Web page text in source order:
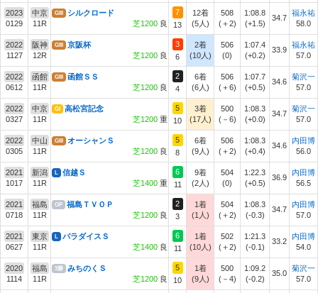
2023
0129
中京
11R
GIII
シルクロード
芝1200 良
7
13
12着
(5人)
508
(＋2)
1:08.8
(+1.5)
34.7
福永祐
58.0
2022
1127
阪神
12R
GIII
京阪杯
芝1200 良
3
6
2着
(10人)
506
(0)
1:07.4
(+0.2)
33.9
福永祐
57.0
2022
0612
函館
11R
GIII
函館ＳＳ
芝1200 良
2
4
6着
(6人)
506
(＋6)
1:07.7
(+0.5)
34.6
菊沢一
57.0
2022
0327
中京
11R
GI
高松宮記念
芝1200 重
5
10
3着
(17人)
500
(－6)
1:08.3
(+0.0)
34.7
菊沢一
57.0
2022
0305
中山
11R
GIII
オーシャンＳ
芝1200 良
5
8
6着
(9人)
506
(＋2)
1:08.3
(+0.4)
34.6
内田博
56.0
2021
1017
新潟
11R
L
信越Ｓ
芝1400 重
6
11
9着
(2人)
504
(0)
1:22.3
(+0.5)
36.9
内田博
56.5
2021
0718
福島
11R
OP
福島ＴＶＯＰ
芝1200 良
2
3
1着
(1人)
504
(＋2)
1:08.3
(-0.3)
34.7
内田博
57.0
2021
0627
東京
11R
L
パラダイスＳ
芝1400 良
6
11
1着
(10人)
502
(＋2)
1:21.3
(-0.1)
33.2
内田博
54.0
2020
1114
福島
11R
3勝
みちのくＳ
芝1200 良
5
10
1着
(9人)
500
(－4)
1:09.2
(-0.2)
35.0
菊沢一
57.0